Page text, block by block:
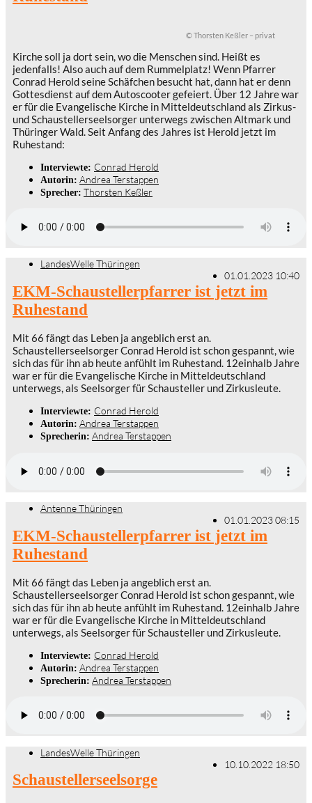
© Thorsten Keßler – privat
Kirche soll ja dort sein, wo die Menschen sind. Heißt es
jedenfalls! Also auch auf dem Rummelplatz! Wenn Pfarrer
Conrad Herold seine Schäfchen besucht hat, dann hat er denn
Gottesdienst auf dem Autoscooter gefeiert. Über 12 Jahre war
er für die Evangelische Kirche in Mitteldeutschland als Zirkus-
und Schaustellerseelsorger unterwegs zwischen Altmark und
Thüringer Wald. Seit Anfang des Jahres ist Herold jetzt im
Ruhestand:
Interviewte: Conrad Herold
Autorin: Andrea Terstappen
Sprecher: Thorsten Keßler
LandesWelle Thüringen
01.01.2023 10:40
EKM-Schaustellerpfarrer ist jetzt im
Ruhestand
Mit 66 fängt das Leben ja angeblich erst an.
Schaustellerseelsorger Conrad Herold ist schon gespannt, wie
sich das für ihn ab heute anfühlt im Ruhestand. 12einhalb Jahre
war er für die Evangelische Kirche in Mitteldeutschland
unterwegs, als Seelsorger für Schausteller und Zirkusleute.
Interviewte: Conrad Herold
Autorin: Andrea Terstappen
Sprecherin: Andrea Terstappen
Antenne Thüringen
01.01.2023 08:15
EKM-Schaustellerpfarrer ist jetzt im
Ruhestand
Mit 66 fängt das Leben ja angeblich erst an.
Schaustellerseelsorger Conrad Herold ist schon gespannt, wie
sich das für ihn ab heute anfühlt im Ruhestand. 12einhalb Jahre
war er für die Evangelische Kirche in Mitteldeutschland
unterwegs, als Seelsorger für Schausteller und Zirkusleute.
Interviewte: Conrad Herold
Autorin: Andrea Terstappen
Sprecherin: Andrea Terstappen
LandesWelle Thüringen
10.10.2022 18:50
Schaustellerseelsorge